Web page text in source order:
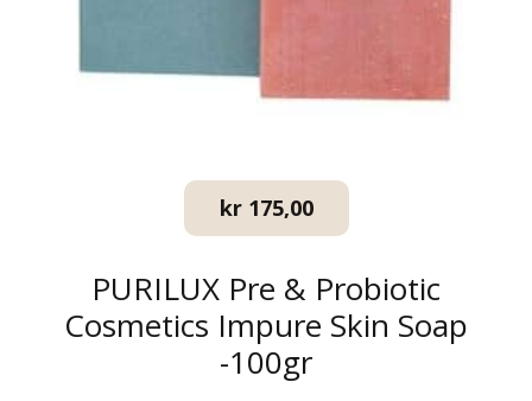
kr175,00
PURILUX Pre & Probiotic
Cosmetics Impure Skin Soap
-100gr